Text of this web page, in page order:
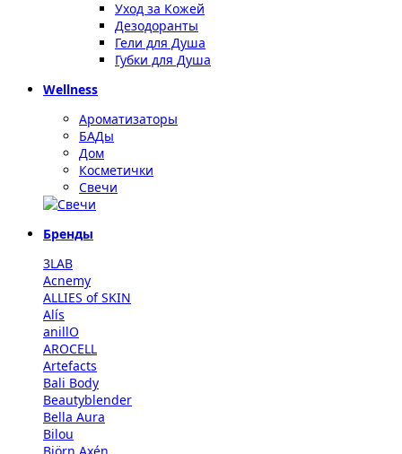
Уход за Кожей
Дезодоранты
Гели для Душа
Губки для Душа
Wellness
Ароматизаторы
БАДы
Дом
Косметички
Свечи
Бренды
3LAB
Acnemy
ALLIES of SKIN
Alís
anillO
AROCELL
Artefacts
Bali Body
Beautyblender
Bella Aura
Bilou